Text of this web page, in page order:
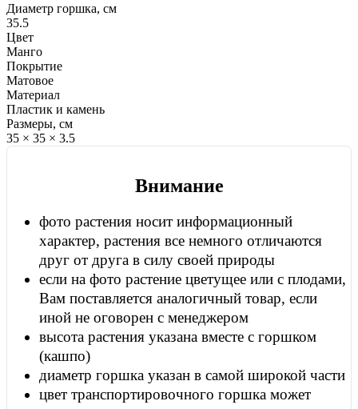
Диаметр горшка, см
35.5
Цвет
Манго
Покрытие
Матовое
Материал
Пластик и камень
Размеры, см
35 × 35 × 3.5
Внимание
фото растения носит информационный
характер, растения все немного отличаются
друг от друга в силу своей природы
если на фото растение цветущее или с плодами,
Вам поставляется аналогичный товар, если
иной не оговорен с менеджером
высота растения указана вместе с горшком
(кашпо)
диаметр горшка указан в самой широкой части
цвет транспортировочного горшка может